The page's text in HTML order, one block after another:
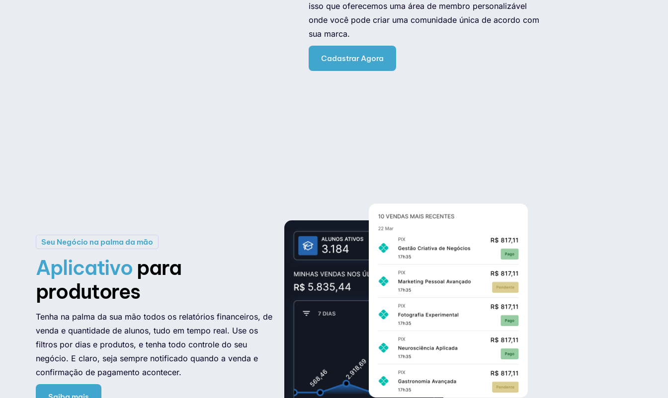
isso que oferecemos uma área de membro personalizável
onde você pode criar uma comunidade única de acordo com
sua marca.
Cadastrar Agora
Seu Negócio na palma da mão
Aplicativo para
produtores
Tenha na palma da sua mão todos os relatórios financeiros, de
venda e quantidade de alunos, tudo em tempo real. Use os
filtros por dias e produtos, e tenha todo controle do seu
negócio. E claro, seja sempre notificado quando a venda e
confirmação de pagamento acontecer.